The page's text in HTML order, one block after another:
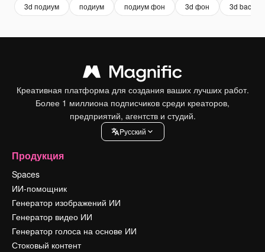
3d подиум подиум подиум фон 3d фон 3d
Креативная платформа для создания ваших лучших работ.
Более 1 миллиона подписчиков среди креаторов,
предприятий, агентств и студий.
Pусский
Продукция
Spaces
ИИ-помощник
Генератор изображений ИИ
Генератор видео ИИ
Генератор голоса на основе ИИ
Стоковый контент